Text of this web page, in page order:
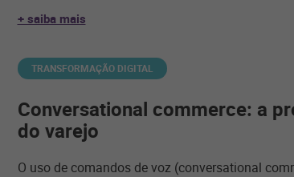
+ saiba mais
TRANSFORMAÇÃO DIGITAL
Conversational commerce: a
do varejo
O uso de comandos de voz (conversational